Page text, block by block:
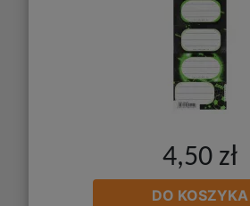
4,50 zł
DO KOSZYKA